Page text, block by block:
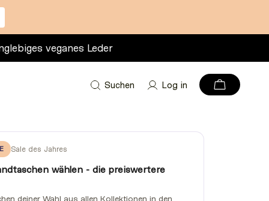
veganes Leder
Suchen Log in
Sale des Jahres
wählen - die preiswertere
deiner Wahl aus allen Kollektionen in den